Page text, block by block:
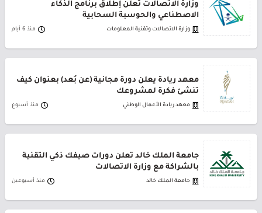
وزارة الاتصالات تعلن إطلاق برنامج الذكاء
الاصطناعي والحوسبة السحابية
وزارة الاتصالات وتقنية المعلومات منذ 6 أيام
معهد ريادة يعلن دورة مجانية (عن بُعد) بعنوان كيف
تنشئ فكرة لمشروعك
معهد ريادة الأعمال الوطني منذ أسبوع
جامعة الملك خالد تعلن دورات صيفك ذكي التقنية
بالشراكة مع وزارة الاتصالات
جامعة الملك خالد منذ أسبوعين